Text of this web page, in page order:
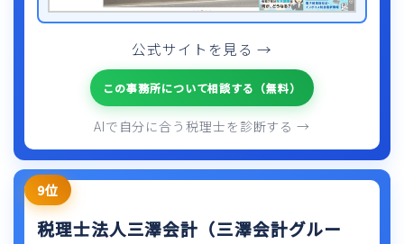
公式サイトを見る →
この事務所について相談する（無料）
AIで自分に合う税理士を診断する →
9位
税理士法人三澤会計（三澤会計グルー